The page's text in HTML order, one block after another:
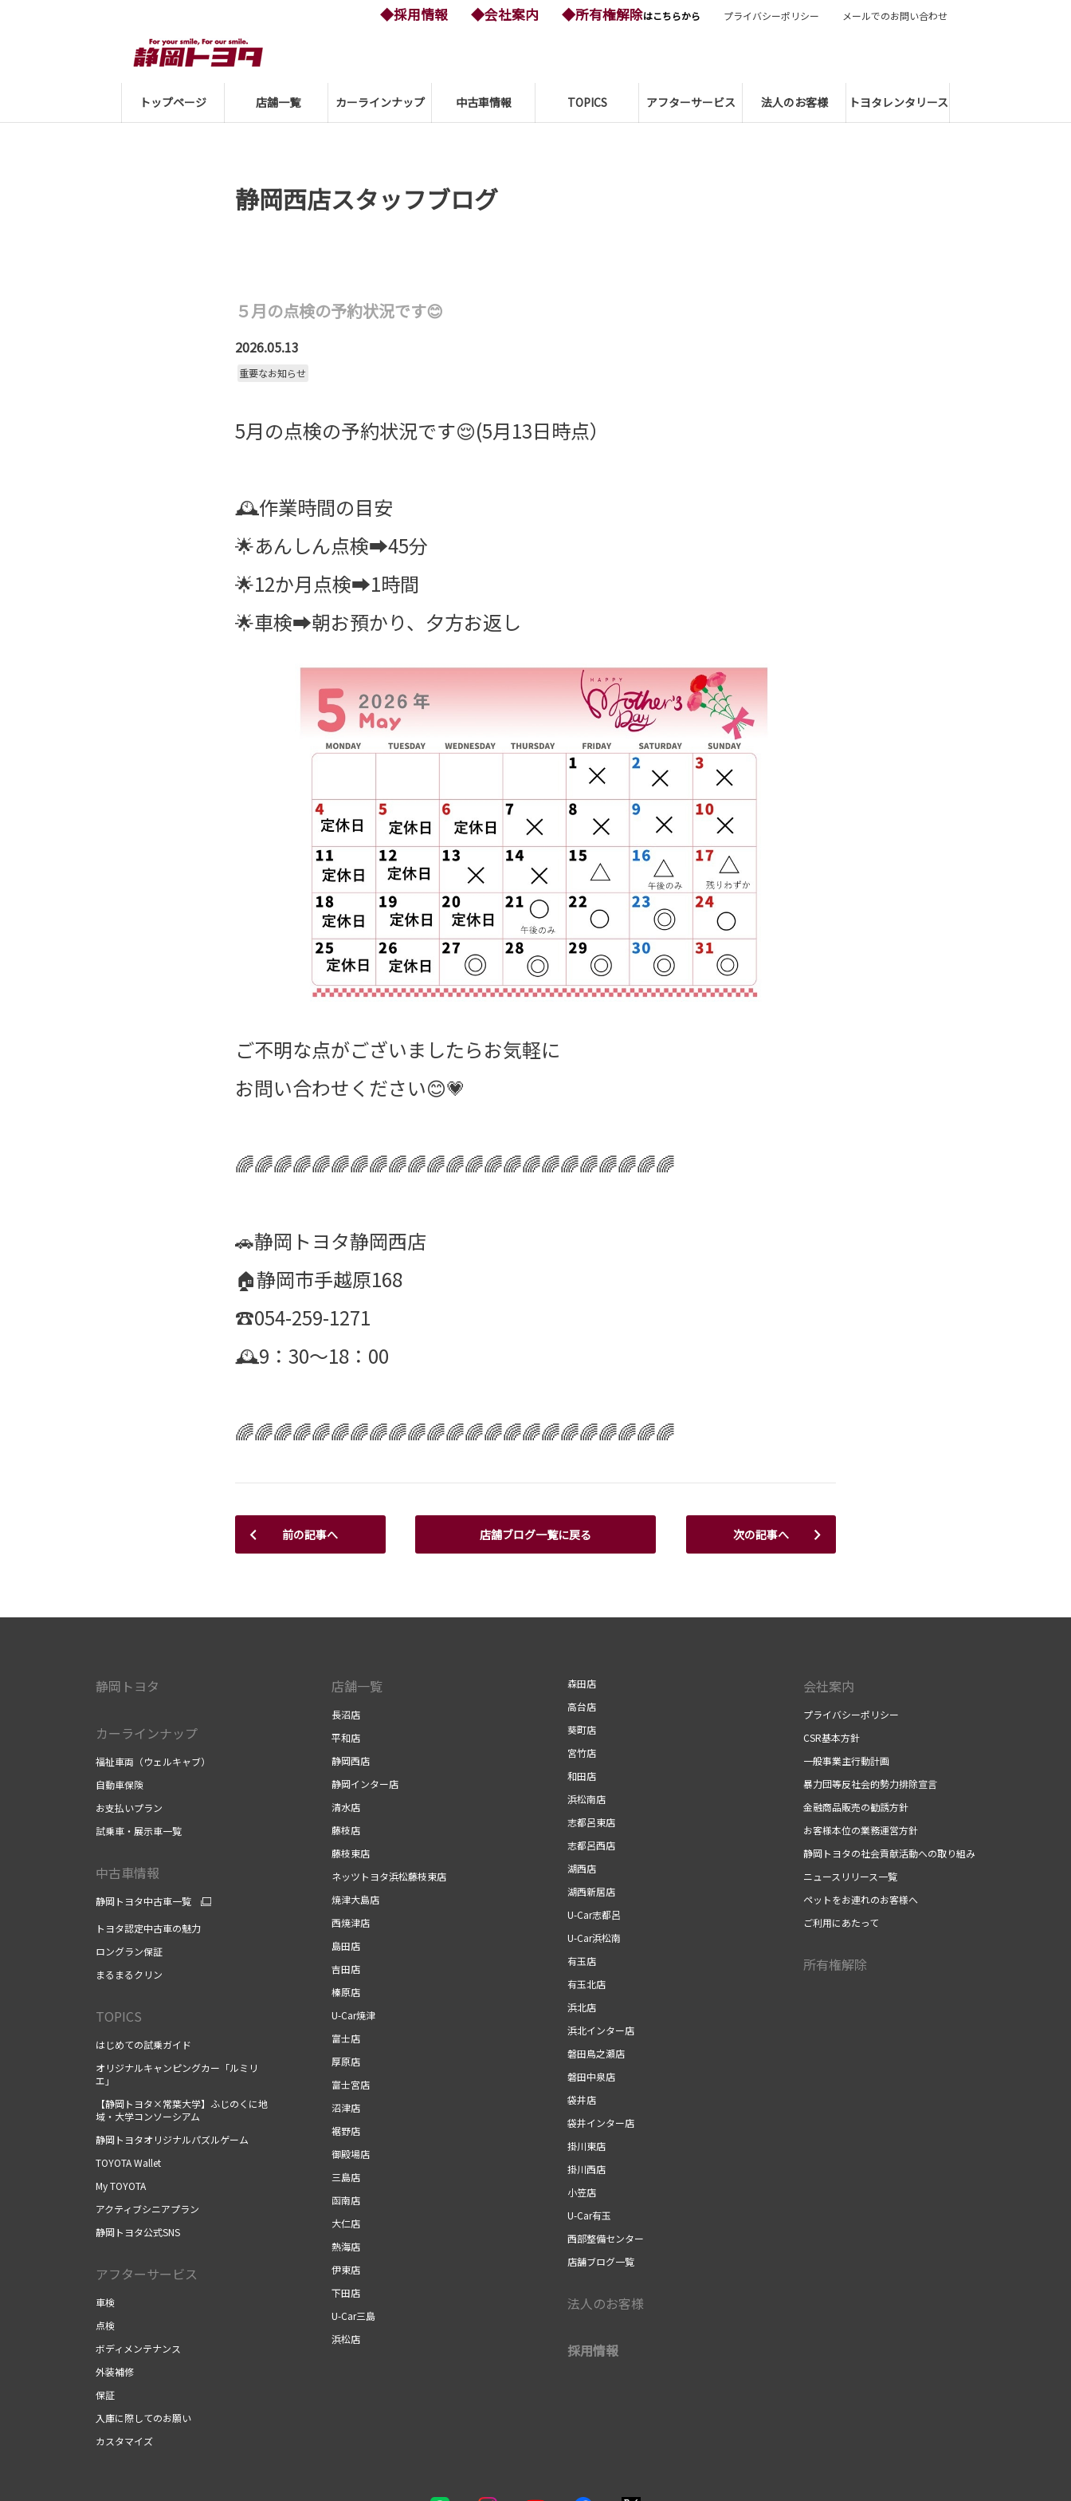
トップページ 店舗一覧 カーラインナップ 中古車情報 TOPICS アフターサービス 法人のお客様 トヨタレンタリース
◆採用情報 ◆会社案内 ◆所有権解除はこちらから プライバシーポリシー メールでのお問い合わせ
静岡西店スタッフブログ
５月の点検の予約状況です😊
2026.05.13
重要なお知らせ
5月の点検の予約状況です😌(5月13日時点）
🕰️作業時間の目安
🌟あんしん点検➡45分
🌟12か月点検➡1時間
🌟車検➡朝お預かり、夕方お返し
ご不明な点がございましたらお気軽に
お問い合わせください😊💗
🌈🌈🌈🌈🌈🌈🌈🌈🌈🌈🌈🌈🌈🌈🌈🌈🌈🌈🌈🌈🌈🌈🌈
🚗静岡トヨタ静岡西店
🏠静岡市手越原168
☎️054-259-1271
🕰️9：30～18：00
🌈🌈🌈🌈🌈🌈🌈🌈🌈🌈🌈🌈🌈🌈🌈🌈🌈🌈🌈🌈🌈🌈🌈
前の記事へ 店舗ブログ一覧に戻る 次の記事へ
静岡トヨタ
カーラインナップ
福祉車両（ウェルキャブ）
自動車保険
お支払いプラン
試乗車・展示車一覧
中古車情報
静岡トヨタ中古車一覧
トヨタ認定中古車の魅力
ロングラン保証
まるまるクリン
TOPICS
はじめての試乗ガイド
オリジナルキャンピングカー「ルミリ
エ」
【静岡トヨタ×常葉大学】ふじのくに地
域・大学コンソーシアム
静岡トヨタオリジナルパズルゲーム
TOYOTA Wallet
My TOYOTA
アクティブシニアプラン
静岡トヨタ公式SNS
アフターサービス
車検
点検
ボディメンテナンス
外装補修
保証
入庫に際してのお願い
カスタマイズ
店舗一覧
長沼店
平和店
静岡西店
静岡インター店
清水店
藤枝店
藤枝東店
ネッツトヨタ浜松藤枝東店
焼津大島店
西焼津店
島田店
吉田店
榛原店
U-Car焼津
富士店
厚原店
富士宮店
沼津店
裾野店
御殿場店
三島店
函南店
大仁店
熱海店
伊東店
下田店
U-Car三島
浜松店
森田店
高台店
葵町店
宮竹店
和田店
浜松南店
志都呂東店
志都呂西店
湖西店
湖西新居店
U-Car志都呂
U-Car浜松南
有玉店
有玉北店
浜北店
浜北インター店
磐田鳥之瀬店
磐田中泉店
袋井店
袋井インター店
掛川東店
掛川西店
小笠店
U-Car有玉
西部整備センター
店舗ブログ一覧
法人のお客様
採用情報
会社案内
プライバシーポリシー
CSR基本方針
一般事業主行動計画
暴力団等反社会的勢力排除宣言
金融商品販売の勧誘方針
お客様本位の業務運営方針
静岡トヨタの社会貢献活動への取り組み
ニュースリリース一覧
ペットをお連れのお客様へ
ご利用にあたって
所有権解除